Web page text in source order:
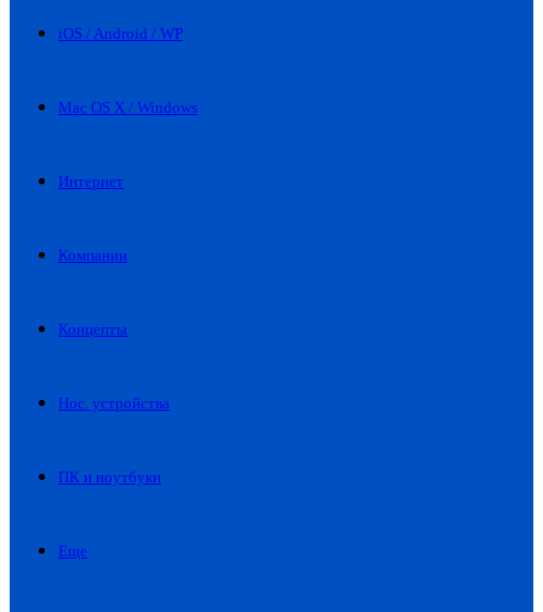
iOS / Android / WP
Mac OS X / Windows
Интернет
Компании
Концепты
Нос. устройства
ПК и ноутбуки
Еще